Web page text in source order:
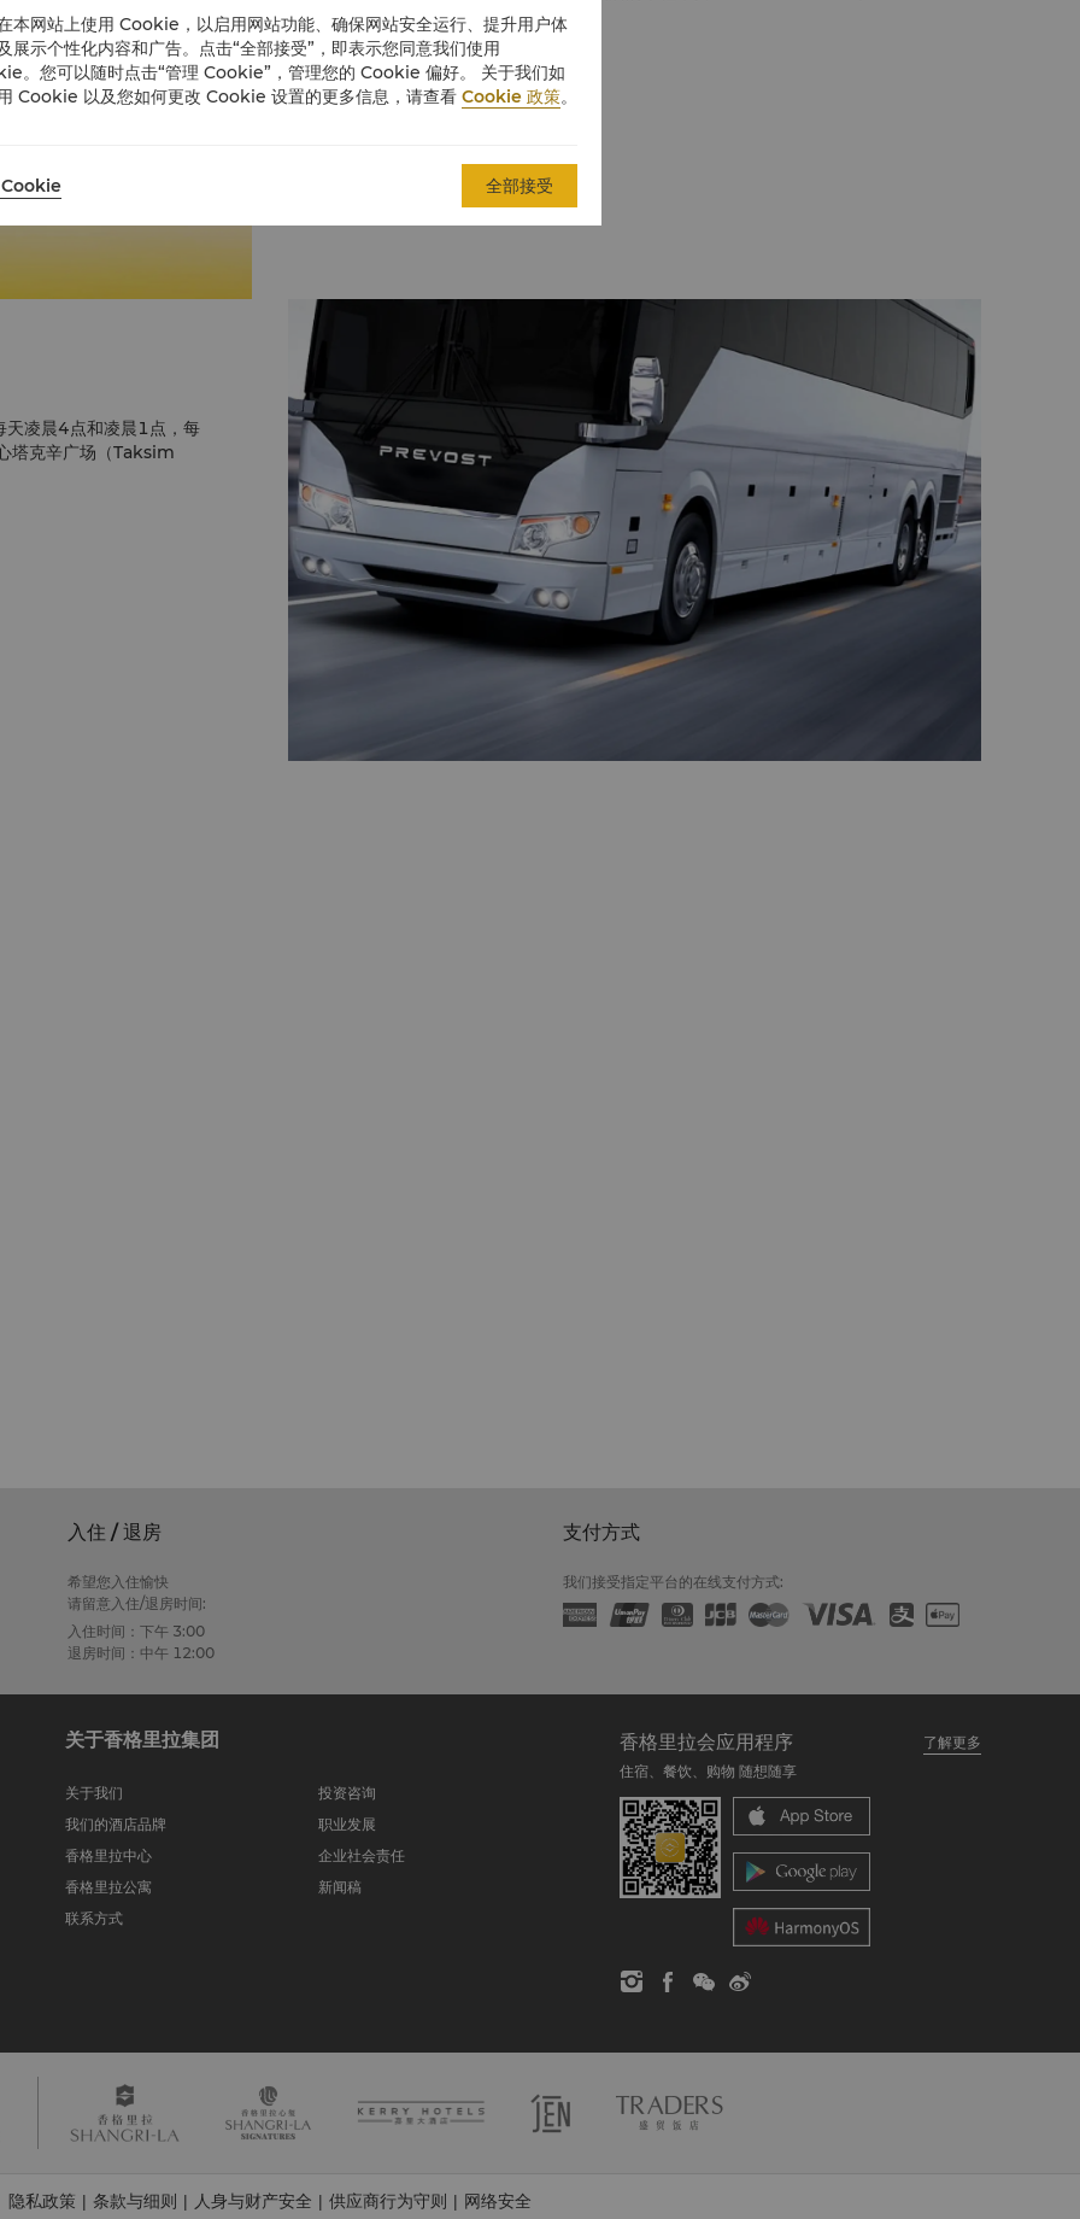
天凌晨4点和凌晨1点，每
塔克辛广场（Taksim
入住 / 退房
希望您入住愉快
请留意入住/退房时间:
入住时间：下午 3:00
退房时间：中午 12:00
支付方式
我们接受指定平台的在线支付方式:
关于香格里拉集团
关于我们
我们的酒店品牌
香格里拉中心
香格里拉公寓
联系方式
投资咨询
职业发展
企业社会责任
新闻稿
香格里拉会应用程序
了解更多
住宿、餐饮、购物 随想随享
隐私政策 条款与细则 人身与财产安全 供应商行为守则 网络安全
本网站上使用 Cookie，以启用网站功能、确保网站安全运行、提升用户体
展示个性化内容和广告。点击“全部接受”，即表示您同意我们使用
。您可以随时点击“管理 Cookie”，管理您的 Cookie 偏好。 关于我们如
Cookie 以及您如何更改 Cookie 设置的更多信息，请查看 Cookie 政策。
Cookie 全部接受